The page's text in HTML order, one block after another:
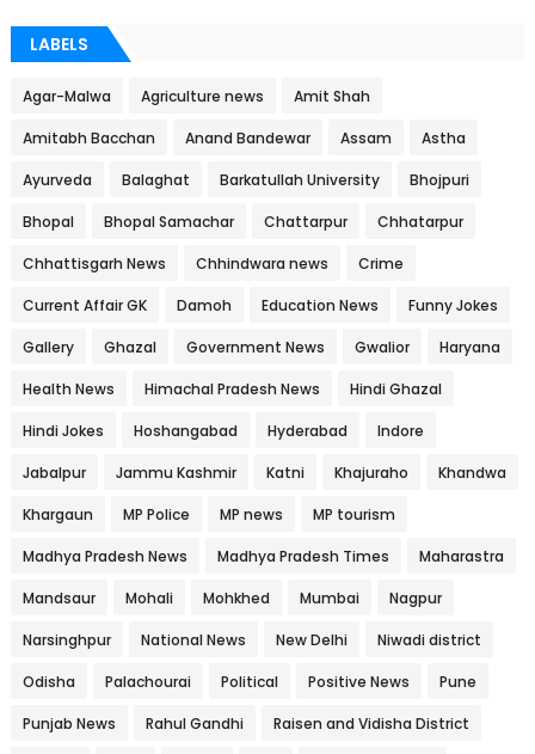
LABELS
Agar-Malwa Agriculture news Amit Shah
Amitabh Bacchan Anand Bandewar Assam Astha
Ayurveda Balaghat Barkatullah University Bhojpuri
Bhopal Bhopal Samachar Chattarpur Chhatarpur
Chhattisgarh News Chhindwara news Crime
Current Affair GK Damoh Education News Funny Jokes
Gallery Ghazal Government News Gwalior Haryana
Health News Himachal Pradesh News Hindi Ghazal
Hindi Jokes Hoshangabad Hyderabad Indore
Jabalpur Jammu Kashmir Katni Khajuraho Khandwa
Khargaun MP Police MP news MP tourism
Madhya Pradesh News Madhya Pradesh Times Maharastra
Mandsaur Mohali Mohkhed Mumbai Nagpur
Narsinghpur National News New Delhi Niwadi district
Odisha Palachourai Political Positive News Pune
Punjab News Rahul Gandhi Raisen and Vidisha District